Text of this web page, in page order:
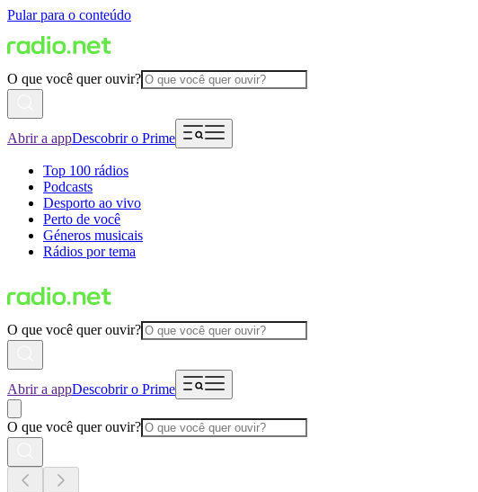
Pular para o conteúdo
O que você quer ouvir?
Abrir a appDescobrir o Prime
Top 100 rádios
Podcasts
Desporto ao vivo
Perto de você
Géneros musicais
Rádios por tema
O que você quer ouvir?
Abrir a appDescobrir o Prime
O que você quer ouvir?